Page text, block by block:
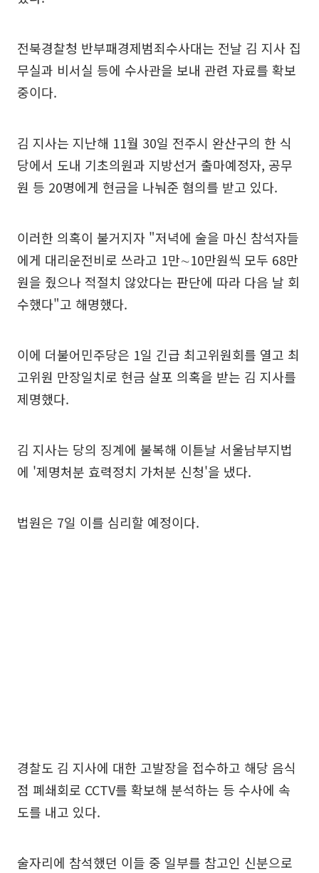
전북경찰청 반부패경제범죄수사대는 전날 김 지사 집
무실과 비서실 등에 수사관을 보내 관련 자료를 확보
중이다.
김 지사는 지난해 11월 30일 전주시 완산구의 한 식
당에서 도내 기초의원과 지방선거 출마예정자, 공무
원 등 20명에게 현금을 나눠준 혐의를 받고 있다.
이러한 의혹이 불거지자 "저녁에 술을 마신 참석자들
에게 대리운전비로 쓰라고 1만∼10만원씩 모두 68만
원을 줬으나 적절치 않았다는 판단에 따라 다음 날 회
수했다"고 해명했다.
이에 더불어민주당은 1일 긴급 최고위원회를 열고 최
고위원 만장일치로 현금 살포 의혹을 받는 김 지사를
제명했다.
김 지사는 당의 징계에 불복해 이튿날 서울남부지법
에 '제명처분 효력정치 가처분 신청'을 냈다.
법원은 7일 이를 심리할 예정이다.
경찰도 김 지사에 대한 고발장을 접수하고 해당 음식
점 폐쇄회로 CCTV를 확보해 분석하는 등 수사에 속
도를 내고 있다.
술자리에 참석했던 이들 중 일부를 참고인 신분으로